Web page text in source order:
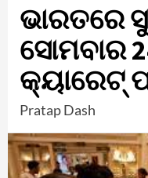
ଭାରତରେ
ସୋମବାର
କ୍ୟାରେଟ୍
Pratap Dash